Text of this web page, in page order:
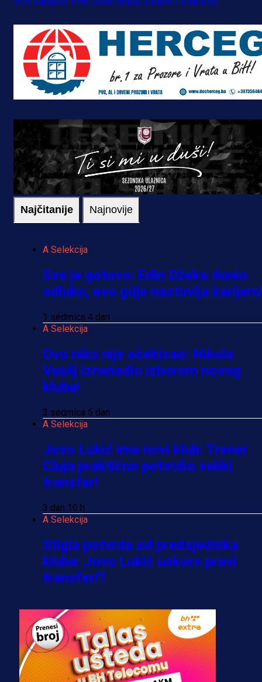
Najčitanije Najnovije
A Selekcija
Sve je gotovo: Edin Džeko donio
odluku, evo gdje nastavlja
1 sedmica 4 dan
A Selekcija
Ovo niko nije očekivao: Nikola
Vasilj iznenadio izborom novog
kluba!
3 sedmica 5 dan
A Selekcija
Jovo Lukić ima novi klub: Trener
Cluja praktično potvrdio veliki
transfer!
3 dan 10 h
A Selekcija
Stigla potvrda od predsjednika
kluba: Jovo Lukić uskoro pravi
transfer!?
A Selekcija
Zmajevi dobili veliko pojačanje:
Fudbaler Olympiacosa želi obući
dres BiH!